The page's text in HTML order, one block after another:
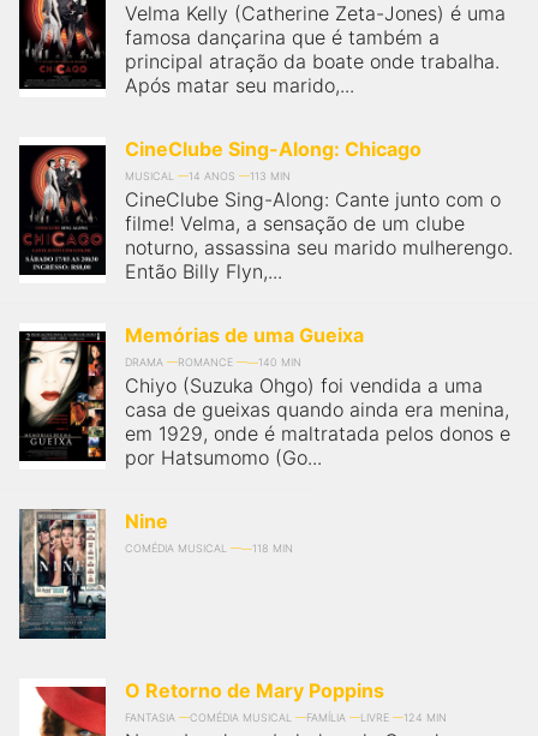
Velma Kelly (Catherine Zeta-Jones) é uma
famosa dançarina que é também a
principal atração da boate onde trabalha.
Após matar seu marido,...
CineClube Sing-Along: Chicago
MUSICAL 14 ANOS 113 MIN
CineClube Sing-Along: Cante junto com o
filme! Velma, a sensação de um clube
noturno, assassina seu marido mulherengo.
Então Billy Flyn,...
Memórias de uma Gueixa
DRAMA ROMANCE 140 MIN
Chiyo (Suzuka Ohgo) foi vendida a uma
casa de gueixas quando ainda era menina,
em 1929, onde é maltratada pelos donos e
por Hatsumomo (Go...
Nine
COMÉDIA MUSICAL 118 MIN
O Retorno de Mary Poppins
FANTASIA COMÉDIA MUSICAL FAMÍLIA LIVRE 124 MIN